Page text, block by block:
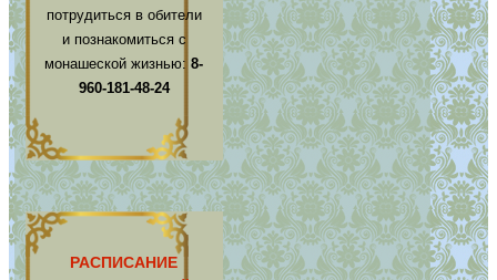
потрудиться в обители
и познакомиться с
монашеской жизнью:8-
960-181-48-24
РАСПИСАНИЕ